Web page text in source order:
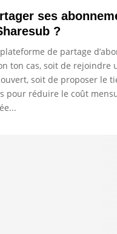
ses
?
de partage
ton cas, soit de rejoindre
soit de proposer le
pour réduire le coût